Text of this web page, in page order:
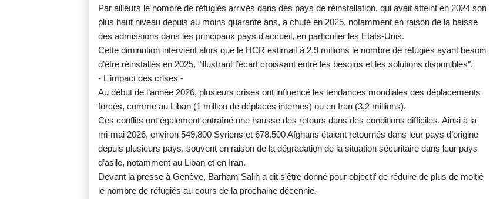
Par ailleurs le nombre de réfugiés arrivés dans des pays de réinstallation, qui avait atteint en 2024 son
plus haut niveau depuis au moins quarante ans, a chuté en 2025, notamment en raison de la baisse
des admissions dans les principaux pays d'accueil, en particulier les Etats-Unis.
Cette diminution intervient alors que le HCR estimait à 2,9 millions le nombre de réfugiés ayant besoin
d’être réinstallés en 2025, "illustrant l’écart croissant entre les besoins et les solutions disponibles".
- L'impact des crises -
Au début de l’année 2026, plusieurs crises ont influencé les tendances mondiales des déplacements
forcés, comme au Liban (1 million de déplacés internes) ou en Iran (3,2 millions).
Ces conflits ont également entraîné une hausse des retours dans des conditions difficiles. Ainsi à la
mi-mai 2026, environ 549.800 Syriens et 678.500 Afghans étaient retournés dans leur pays d’origine
depuis plusieurs pays, souvent en raison de la dégradation de la situation sécuritaire dans leur pays
d’asile, notamment au Liban et en Iran.
Devant la presse à Genève, Barham Salih a dit s'être donné pour objectif de réduire de plus de moitié
le nombre de réfugiés au cours de la prochaine décennie.